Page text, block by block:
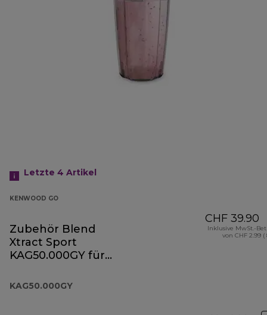
Letzte 4 Artikel
KENWOOD GO
Zubehör Blend
Xtract Sport
KAG50.000GY für
Kollektion
KAG50.000GY
CHF 39.90
Inklusive MwSt.-
von CHF 2.99 (